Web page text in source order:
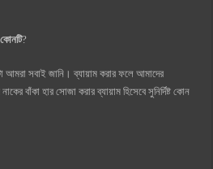
?
আমরা সবাই জানি। ব্যায়াম করার ফলে আমাদের
বাঁকা হার সোজা করার ব্যায়াম হিসেবে সুনির্দিষ্ট কোন